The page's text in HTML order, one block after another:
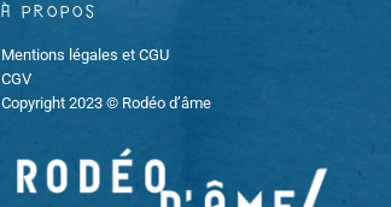
À propos
Mentions légales et CGU
CGV
Copyright 2023 © Rodéo d’âme